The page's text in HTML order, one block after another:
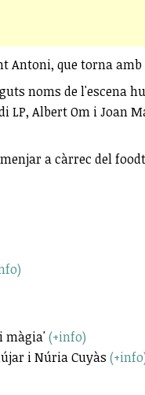
Antoni, que torna
noms de
Albert Om i Joan
a càrrec del
màgia' (+info)
i Núria Cuyàs